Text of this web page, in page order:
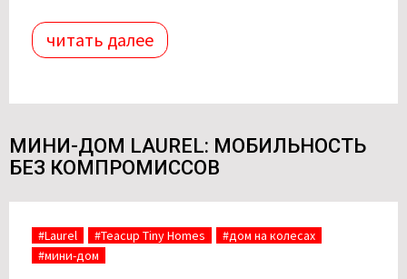
читать далее
МИНИ-ДОМ LAUREL: МОБИЛЬНОСТЬ
БЕЗ КОМПРОМИССОВ
#Laurel #Teacup Tiny Homes
#дом на колесах
#мини-дом